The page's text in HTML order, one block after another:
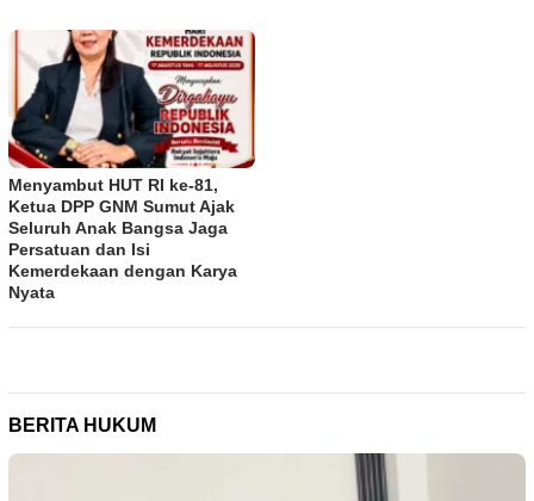
Menyambut HUT RI ke-81,
Ketua DPP GNM Sumut Ajak
Seluruh Anak Bangsa Jaga
Persatuan dan Isi
Kemerdekaan dengan Karya
Nyata
BERITA HUKUM